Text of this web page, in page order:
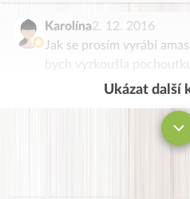
Karolína2. 12. 2016
Jak se prosím vyrábí
bych vyzkoušla
Ukázat další